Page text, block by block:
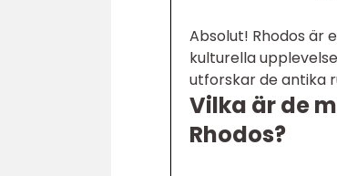
Absolut! Rhodos är
kulturella
utforskar de antika
Vilka är de
Rhodos?